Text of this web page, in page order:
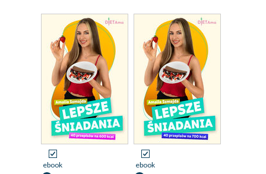
ebook
ebook